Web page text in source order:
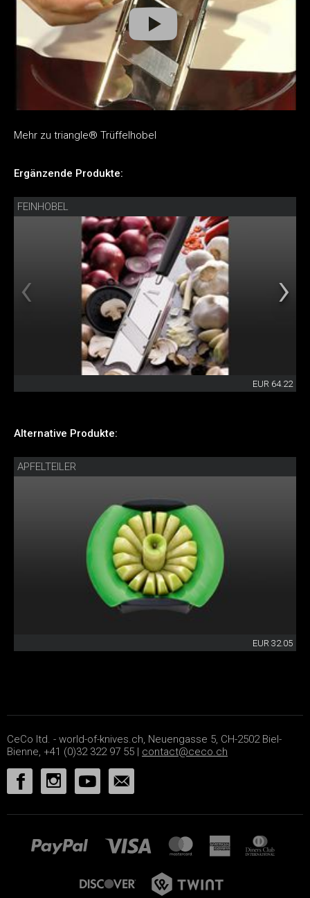
Mehr zu triangle® Trüffelhobel
Ergänzende Produkte:
FEINHOBEL
EUR 64.22
Alternative Produkte:
APFELTEILER
EUR 32.05
CeCo ltd. - world-of-knives.ch, Neuengasse 5, CH-2502 Biel-
Bienne, +41 (0)32 322 97 55 | contact@ceco.ch